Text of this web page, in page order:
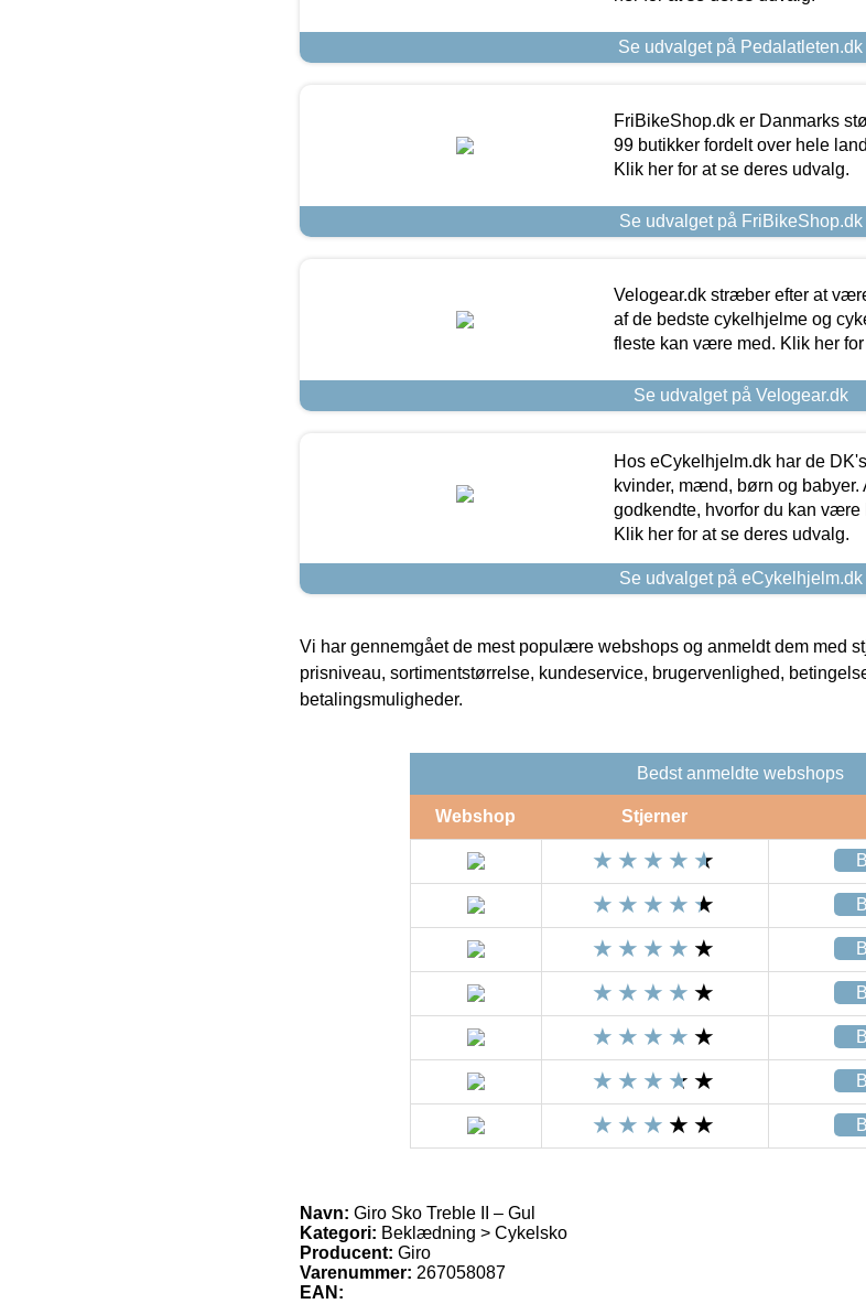
Se udvalget på Pedalatleten.dk
FriBikeShop.dk er Danmarks
99 butikker fordelt over hele
Klik her for at se deres udvalg.
Se udvalget på FriBikeShop.dk
Velogear.dk stræber efter at
af de bedste cykelhjelme og
fleste kan være med. Klik her
Se udvalget på Velogear.dk
Hos eCykelhjelm.dk har de
kvinder, mænd, børn og
godkendte, hvorfor du kan være
Klik her for at se deres udvalg.
Se udvalget på eCykelhjelm.dk
Vi har gennemgået de mest populære webshops og anmeldt dem med
prisniveau, sortimentstørrelse, kundeservice, brugervenlighed,
betalingsmuligheder.
Bedst anmeldte webshops
Webshop Stjerner
Navn: Giro Sko Treble II – Gul
Kategori: Beklædning > Cykelsko
Producent: Giro
Varenummer: 267058087
EAN: